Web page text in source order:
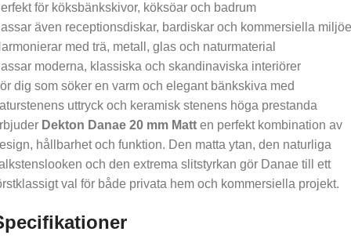
för köksbänkskivor, köksöar och badrum
även receptionsdiskar, bardiskar och kommersiella
med trä, metall, glas och naturmaterial
moderna, klassiska och skandinaviska interiörer
dig som söker en varm och elegant bänkskiva med
uttryck och keramisk stenens höga prestanda
Dekton Danae 20 mm Matt en perfekt kombination av
hållbarhet och funktion. Den matta ytan, den naturliga
och den extrema slitstyrkan gör Danae till ett
val för både privata hem och kommersiella projekt.